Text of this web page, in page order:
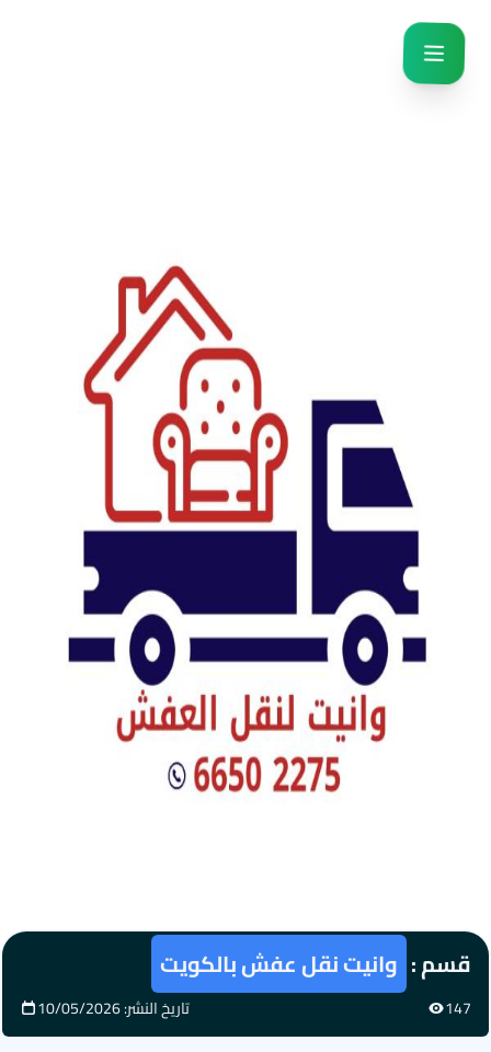
قسم : وانيت نقل عفش بالكويت
147 تاريخ النشر: 10/05/2026